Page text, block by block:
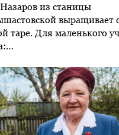
из станицы
выращивает
таре. Для маленького